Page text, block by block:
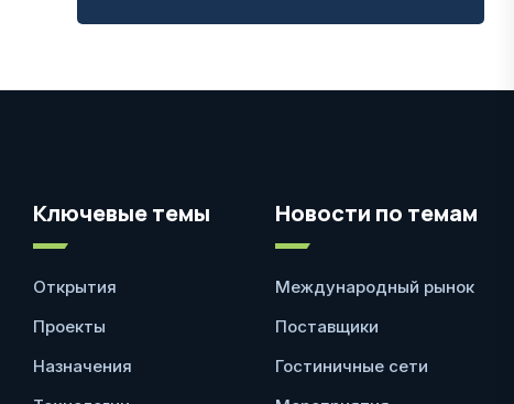
Ключевые темы
Открытия
Проекты
Назначения
Новости по темам
Международный рынок
Поставщики
Гостиничные сети